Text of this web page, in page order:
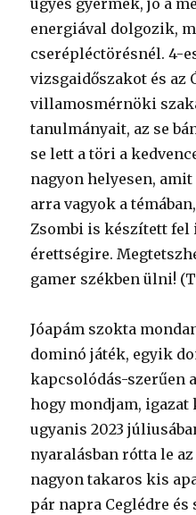
ügyes gyermek, jó a
energiával dolgozik,
cserépléctörésnél. 4-
vizsgaidőszakot és az
villamosmérnöki
tanulmányait, az se
se lett a töri a
nagyon helyesen,
arra vagyok a
Zsombi is készített fel
érettségire.
gamer székben ülni!
Jóapám szokta
dominó játék, egyik
kapcsolódás-szerűen
hogy mondjam,
ugyanis 2023
nyaralásban rótta le
nagyon takaros kis
pár napra Ceglédre